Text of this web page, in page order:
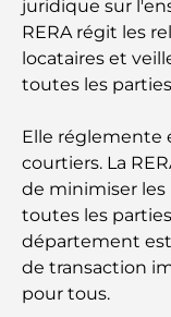
mélange de
Restaurants
Expériences
Clubs de
2026
Restaurants
avant-goût
juridique sur
RERA régit les
locataires et
toutes les
Elle réglemente
courtiers. La
de minimiser
toutes les
département
de transaction
pour tous.